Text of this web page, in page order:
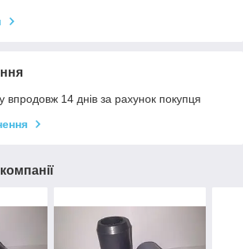
впродовж 14 днів за рахунок покупця